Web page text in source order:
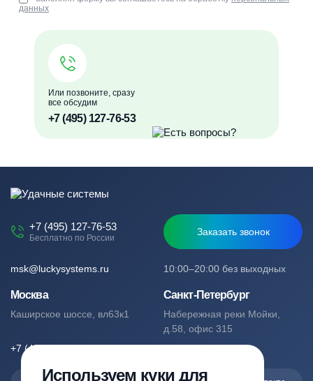
Или позвоните, сразу
все обсудим
+7 (495) 127-76-53
данных
+7 (495) 127-76-53
Бесплатно по России
Заказать звонок
10:00–20:00 без выходных
msk@luckysystems.ru
Москва
Каширское шоссе, вл63к1
+7 (495) 127-76-53
Санкт-Петербург
Набережная реки Мойки,
д.58, офис 315
+7 (812) 244-49-61
Используем куки для